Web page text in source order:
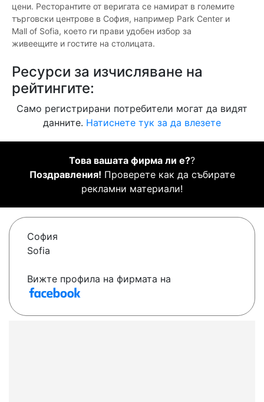
цени. Ресторантите от веригата се намират в големите
търговски центрове в София, например Park Center и
Mall of Sofia, което ги прави удобен избор за
живеещите и гостите на столицата.
Ресурси за изчисляване на
рейтингите:
Само регистрирани потребители могат да видят
данните. Натиснете тук за да влезете
Това вашата фирма ли е??
Поздравления! Проверете как да събирате
рекламни материали!
София
Sofia
Вижте профила на фирмата на